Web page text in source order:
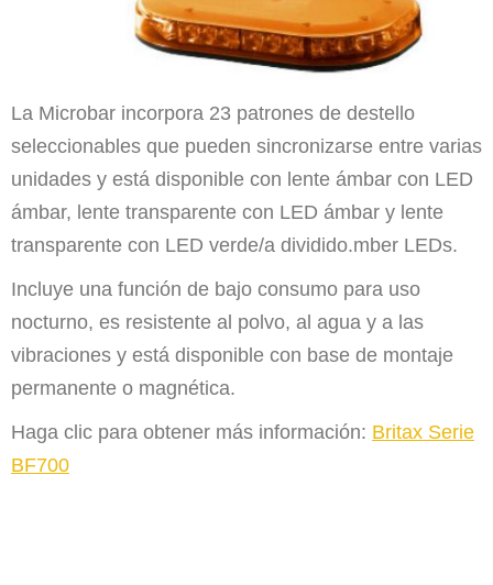
La Microbar incorpora 23 patrones de destello
seleccionables que pueden sincronizarse entre varias
unidades y está disponible con lente ámbar con LED
ámbar, lente transparente con LED ámbar y lente
transparente con LED verde/a dividido.mber LEDs.
Incluye una función de bajo consumo para uso
nocturno, es resistente al polvo, al agua y a las
vibraciones y está disponible con base de montaje
permanente o magnética.
Haga clic para obtener más información: Britax Serie
BF700